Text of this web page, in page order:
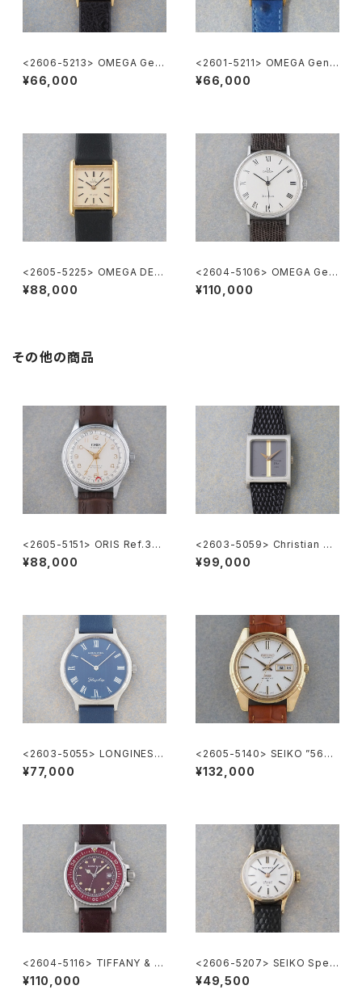
<2606-5213> OMEGA Gen
eve
¥66,000
<2601-5211> OMEGA Gene
ve
¥66,000
<2605-5225> OMEGA DE V
ILE
¥88,000
<2604-5106> OMEGA Gen
eve
¥110,000
その他の商品
<2605-5151> ORIS Ref.302
-7285B ”POINTER DATE"
¥88,000
<2603-5059> Christian Di
or
¥99,000
<2603-5055> LONGINES F
lagship
¥77,000
<2605-5140> SEIKO ”56K
S" KING SEIKO
¥132,000
<2604-5116> TIFFANY & C
o. Diver's
¥110,000
<2606-5207> SEIKO Speci
al
¥49,500